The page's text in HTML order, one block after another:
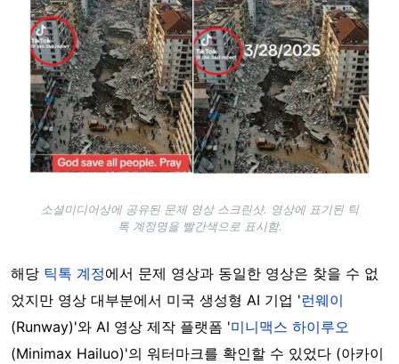
소셜미디어상에 공유된 문제 영상 스크린샷. 영상에 표기된 틱
톡 계정명을 빨간색으로 표시함.
해당 틱톡 계정에서 문제 영상과 동일한 영상은 찾을 수 없
었지만 영상 대부분에서 미국 생성형 AI 기업 '런웨이
(Runway)'와 AI 영상 제작 플랫폼 '미니맥스 하이루오
(Minimax Hailuo)'의 워터마크를 확인할 수 있었다 (아카이